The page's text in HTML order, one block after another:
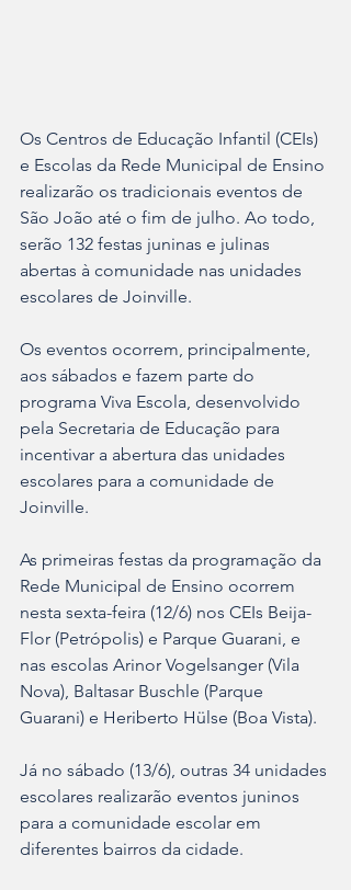
Os Centros de Educação Infantil (CEIs)
e Escolas da Rede Municipal de Ensino
realizarão os tradicionais eventos de
São João até o fim de julho. Ao todo,
serão 132 festas juninas e julinas
abertas à comunidade nas unidades
escolares de Joinville.
Os eventos ocorrem, principalmente,
aos sábados e fazem parte do
programa Viva Escola, desenvolvido
pela Secretaria de Educação para
incentivar a abertura das unidades
escolares para a comunidade de
Joinville.
As primeiras festas da programação da
Rede Municipal de Ensino ocorrem
nesta sexta-feira (12/6) nos CEIs Beija-
Flor (Petrópolis) e Parque Guarani, e
nas escolas Arinor Vogelsanger (Vila
Nova), Baltasar Buschle (Parque
Guarani) e Heriberto Hülse (Boa Vista).
Já no sábado (13/6), outras 34 unidades
escolares realizarão eventos juninos
para a comunidade escolar em
diferentes bairros da cidade.